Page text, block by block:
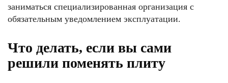
заниматься специализированная организация с
обязательным уведомлением эксплуатации.
Что делать, если вы сами
решили поменять плиту